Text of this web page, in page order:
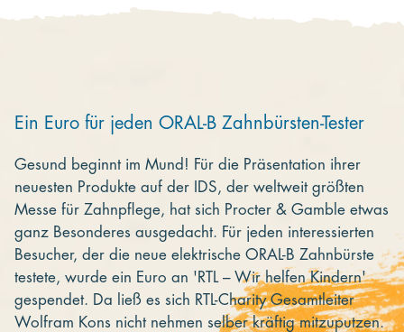
Unternehmen
Ein Euro für jeden ORAL-B Zahnbürsten-Tester
Gesund beginnt im Mund! Für die Präsentation ihrer
neuesten Produkte auf der IDS, der weltweit größten
Messe für Zahnpflege, hat sich Procter & Gamble etwas
ganz Besonderes ausgedacht. Für jeden interessierten
Besucher, der die neue elektrische ORAL-B Zahnbürste
testete, wurde ein Euro an 'RTL – Wir helfen Kindern'
gespendet. Da ließ es sich RTL-Charity Gesamtleiter
Wolfram Kons nicht nehmen selber kräftig mitzuputzen.